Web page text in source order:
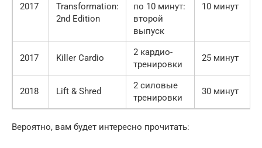
2017
Transformation:
2nd Edition
по 10 минут:
второй
выпуск
10 минут
2017 Killer Cardio
2 кардио-
тренировки
25 минут
2018 Lift & Shred
2 силовые
тренировки
30 минут
Вероятно, вам будет интересно прочитать: